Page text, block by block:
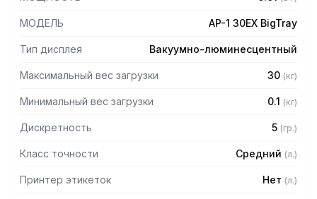
МОДЕЛЬ AP-1 30EX BigTray
Тип дисплея Вакуумно-люминесцентный
Максимальный вес загрузки 30 (кг)
Минимальный вес загрузки 0.1 (кг)
Дискретность 5 (гр.)
Класс точности Средний (л.)
Принтер этикеток Нет (л.)